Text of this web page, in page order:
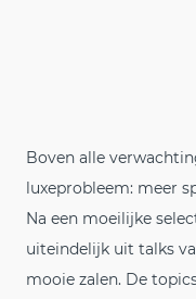
Boven alle
luxeprobleem: meer
Na een moeilijke
uiteindelijk uit talks
mooie zalen. De